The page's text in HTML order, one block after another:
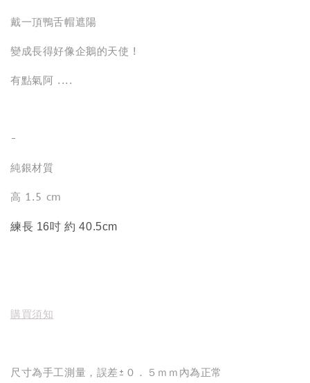
戴一頂鴨舌帽遮陽
變成長得好像企鵝的天使 !
有點氣阿 ....
-
純銀材質
高 1.5 cm
練長 16吋 約 40.5cm
購買須知
尺寸為手工測量，誤差±０．５ｍｍ內為正常